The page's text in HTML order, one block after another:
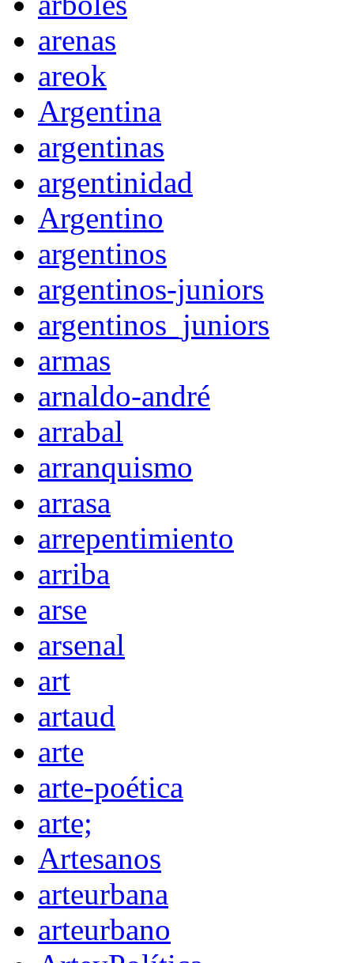
arenas
areok
Argentina
argentinas
argentinidad
Argentino
argentinos
argentinos-juniors
argentinos_juniors
armas
arnaldo-andré
arrabal
arranquismo
arrasa
arrepentimiento
arriba
arse
arsenal
art
artaud
arte
arte-poética
arte;
Artesanos
arteurbana
arteurbano